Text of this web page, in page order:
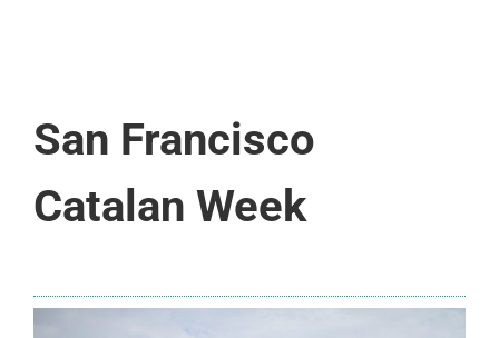
San Francisco
Catalan Week